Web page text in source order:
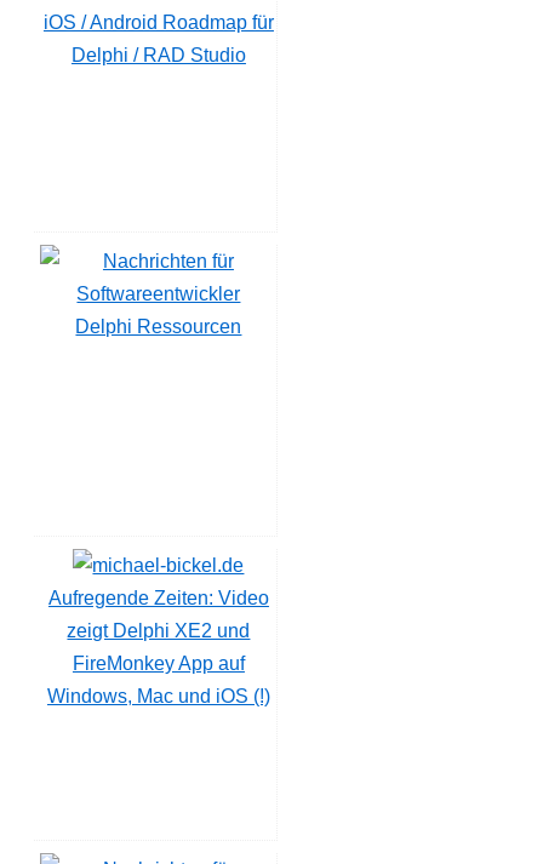
iOS / Android Roadmap für
Delphi / RAD Studio
Delphi Ressourcen
Aufregende Zeiten: Video
zeigt Delphi XE2 und
FireMonkey App auf
Windows, Mac und iOS (!)